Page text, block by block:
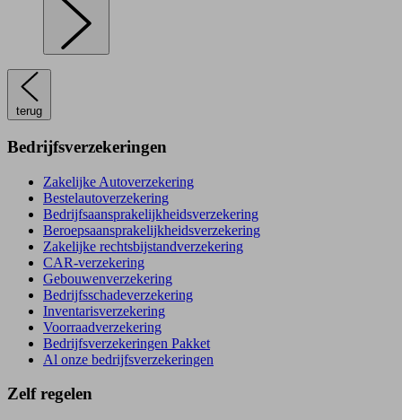
terug
Bedrijfsverzekeringen
Zakelijke Autoverzekering
Bestelautoverzekering
Bedrijfsaansprakelijkheidsverzekering
Beroepsaansprakelijkheidsverzekering
Zakelijke rechtsbijstandverzekering
CAR-verzekering
Gebouwenverzekering
Bedrijfsschadeverzekering
Inventarisverzekering
Voorraadverzekering
Bedrijfsverzekeringen Pakket
Al onze bedrijfsverzekeringen
Zelf regelen